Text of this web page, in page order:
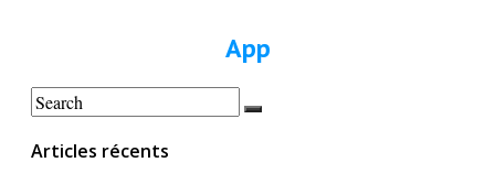
App
Articles récents